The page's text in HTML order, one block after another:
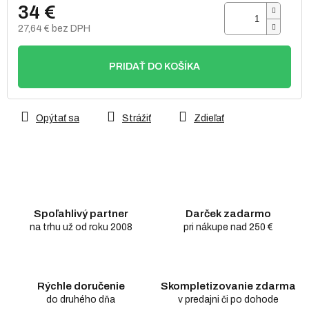
34 €
27,64 € bez DPH
Jednotková
PRIDAŤ DO KOŠÍKA
Opýtať sa Strážiť Zdieľať
Spoľahlivý partner
na trhu už od roku 2008
Darček zadarmo
pri nákupe nad 250 €
Rýchle doručenie
do druhého dňa
Skompletizovanie zdarma
v predajni či po dohode